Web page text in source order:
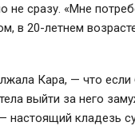
не сразу. «Мне
в 20-летнем
Кара, — что если
выйти за него
настоящий кладезь